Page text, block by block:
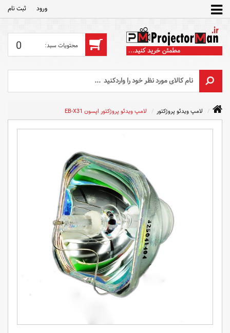
ورود ثبت‌ نام
0
لامپ ویدئو پروژکتور لامپ ویدئو پروژکتور اپسون EB-X31